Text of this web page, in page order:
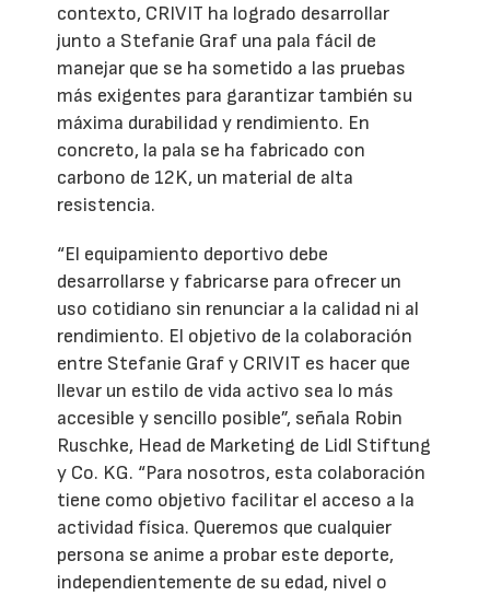
contexto, CRIVIT ha logrado desarrollar
junto a Stefanie Graf una pala fácil de
manejar que se ha sometido a las pruebas
más exigentes para garantizar también su
máxima durabilidad y rendimiento. En
concreto, la pala se ha fabricado con
carbono de 12K, un material de alta
resistencia.
“El equipamiento deportivo debe
desarrollarse y fabricarse para ofrecer un
uso cotidiano sin renunciar a la calidad ni al
rendimiento. El objetivo de la colaboración
entre Stefanie Graf y CRIVIT es hacer que
llevar un estilo de vida activo sea lo más
accesible y sencillo posible”, señala Robin
Ruschke, Head de Marketing de Lidl Stiftung
y Co. KG. “Para nosotros, esta colaboración
tiene como objetivo facilitar el acceso a la
actividad física. Queremos que cualquier
persona se anime a probar este deporte,
independientemente de su edad, nivel o